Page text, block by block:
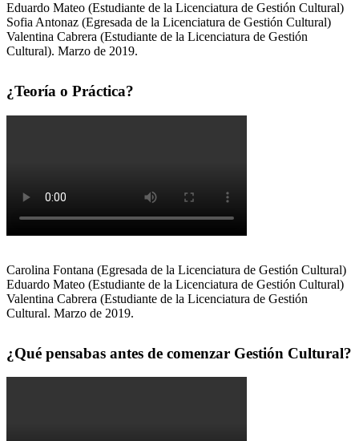
Eduardo Mateo (Estudiante de la Licenciatura de Gestión Cultural)
Sofia Antonaz (Egresada de la Licenciatura de Gestión Cultural)
Valentina Cabrera (Estudiante de la Licenciatura de Gestión
Cultural). Marzo de 2019.
¿Teoría o Práctica?
Carolina Fontana (Egresada de la Licenciatura de Gestión Cultural)
Eduardo Mateo (Estudiante de la Licenciatura de Gestión Cultural)
Valentina Cabrera (Estudiante de la Licenciatura de Gestión
Cultural. Marzo de 2019.
¿Qué pensabas antes de comenzar Gestión Cultural?